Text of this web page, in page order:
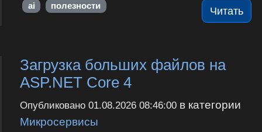
Читать
ai полезности
Загрузка больших файлов на
ASP.NET Core 4
Опубликовано 01.08.2026 08:46:00в категории
Микросервисы